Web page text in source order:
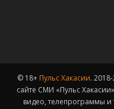
© 18+ Пульс Хакасии.
сайте СМИ «Пульс
видео, телепрограммы и